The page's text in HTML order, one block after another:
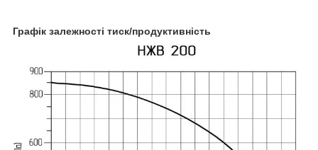
Графік залежності тиск/продуктивність